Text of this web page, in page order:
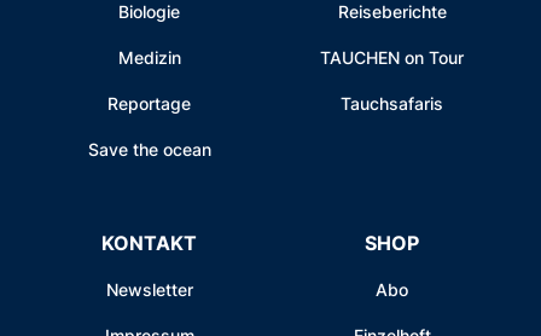
Biologie
Medizin
Reportage
Save the ocean
Reiseberichte
TAUCHEN on Tour
Tauchsafaris
KONTAKT
Newsletter
SHOP
Abo